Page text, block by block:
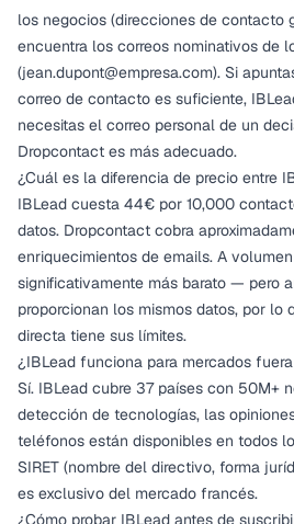
los negocios (direcciones de contacto
encuentra los correos nominativos de
(jean.dupont@empresa.com). Si
correo de contacto es suficiente,
necesitas el correo personal de un
Dropcontact es más adecuado.
¿Cuál es la diferencia de precio entre
IBLead cuesta 44€ por 10,000
datos. Dropcontact cobra
enriquecimientos de emails. A
significativamente más barato — pero
proporcionan los mismos datos, por lo
directa tiene sus límites.
¿IBLead funciona para mercados
Sí. IBLead cubre 37 países con 50M+
detección de tecnologías, las
teléfonos están disponibles en todos
SIRET (nombre del directivo, forma
es exclusivo del mercado francés.
¿Cómo probar IBLead antes de